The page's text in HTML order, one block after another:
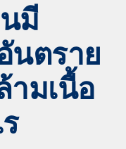
มี
นตราย
ามเนื้อ